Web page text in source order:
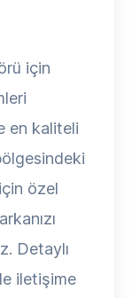
için
en kaliteli
özel
Detaylı
iletişime